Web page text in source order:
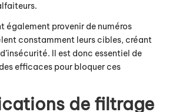
également provenir de numéros
constamment leurs cibles, créant
Il est donc essentiel de
efficaces pour bloquer ces
de filtrage